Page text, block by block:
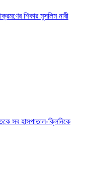
শিকার মুসলিম নারী
সব হাসপাতাল-ক্লিনিকে